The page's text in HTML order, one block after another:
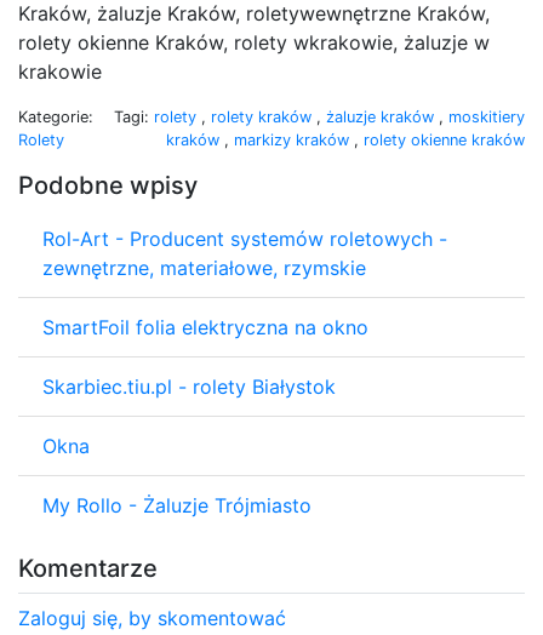
Kraków, żaluzje Kraków, roletywewnętrzne Kraków,
rolety okienne Kraków, rolety wkrakowie, żaluzje w
krakowie
Kategorie:
Rolety
Tagi: rolety , rolety kraków , żaluzje kraków , moskitiery
kraków , markizy kraków , rolety okienne kraków
Podobne wpisy
Rol-Art - Producent systemów roletowych -
zewnętrzne, materiałowe, rzymskie
SmartFoil folia elektryczna na okno
Skarbiec.tiu.pl - rolety Białystok
Okna
My Rollo - Żaluzje Trójmiasto
Komentarze
Zaloguj się, by skomentować